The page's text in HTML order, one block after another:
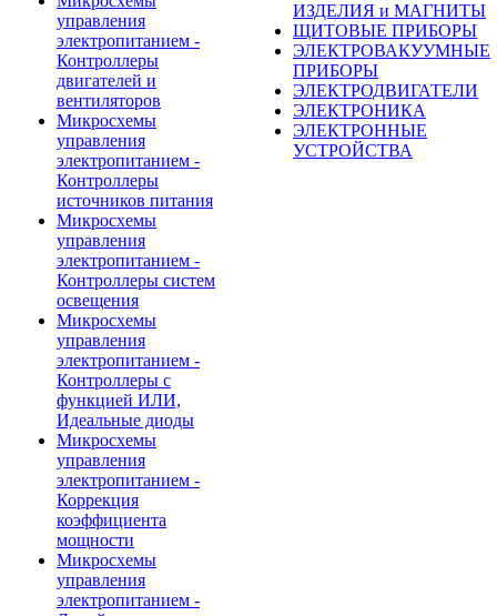
управления
электропитанием -
Контроллеры
двигателей и
вентиляторов
Микросхемы
управления
электропитанием -
Контроллеры
источников питания
Микросхемы
управления
электропитанием -
Контроллеры систем
освещения
Микросхемы
управления
электропитанием -
Контроллеры с
функцией ИЛИ,
Идеальные диоды
Микросхемы
управления
электропитанием -
Коррекция
коэффициента
мощности
Микросхемы
управления
электропитанием -
ИЗДЕЛИЯ и МАГНИТЫ
ЩИТОВЫЕ ПРИБОРЫ
ЭЛЕКТРОВАКУУМНЫЕ
ПРИБОРЫ
ЭЛЕКТРОДВИГАТЕЛИ
ЭЛЕКТРОНИКА
ЭЛЕКТРОННЫЕ
УСТРОЙСТВА